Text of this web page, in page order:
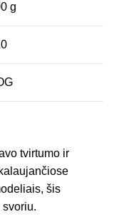
g
tvirtumo ir
šis